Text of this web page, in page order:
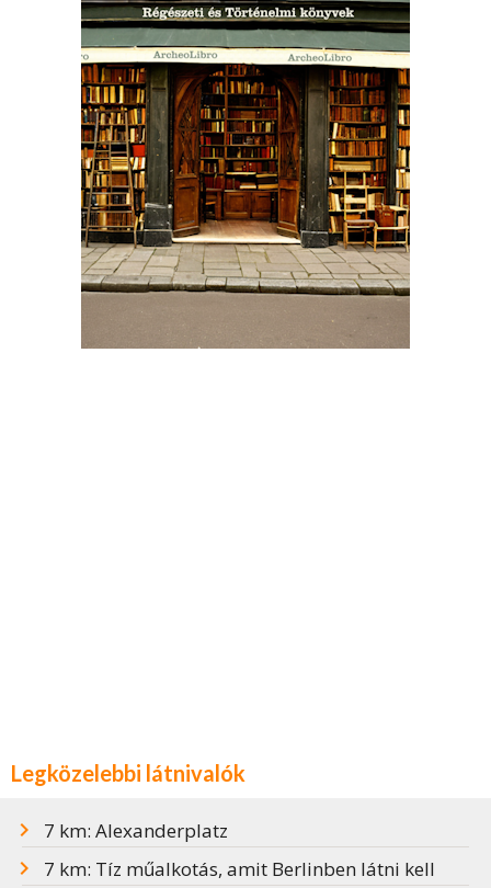
Legközelebbi látnivalók
7 km: Alexanderplatz
7 km: Tíz műalkotás, amit Berlinben látni kell